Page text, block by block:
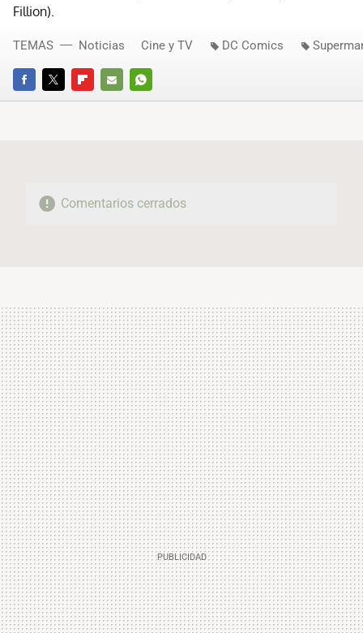
Fillion).
FACEBOOKTWITTERFLIPBOARD
E-
WHATSAPP
TEMAS Noticias Cine y TV DC Comics
Comentarios cerrados